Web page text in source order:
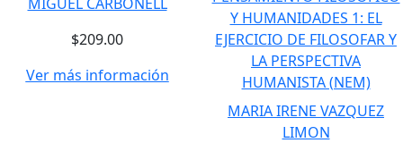
$209.00
Ver más información
Y HUMANIDADES 1: EL
EJERCICIO DE FILOSOFAR Y
LA PERSPECTIVA
HUMANISTA (NEM)
MARIA IRENE VAZQUEZ
LIMON